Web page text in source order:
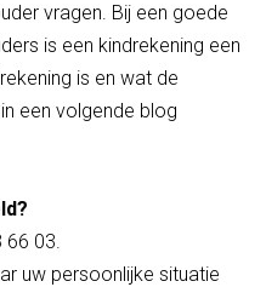
vragen. Bij een goede
is een kindrekening een
is en wat de
een volgende blog
66 03.
uw persoonlijke situatie